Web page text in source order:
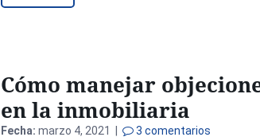
Cómo manejar
en la inmobiliaria
Fecha: marzo 4, 2021 | 3 comentarios